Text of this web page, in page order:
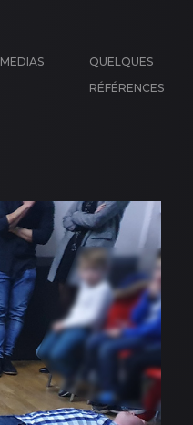
MEDIAS
QUELQUES
RÉFÉRENCES